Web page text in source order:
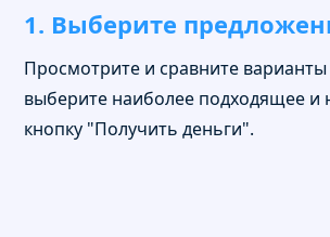
1. Выберите
Просмотрите и сравните
выберите наиболее подходящее и
кнопку "Получить деньги".